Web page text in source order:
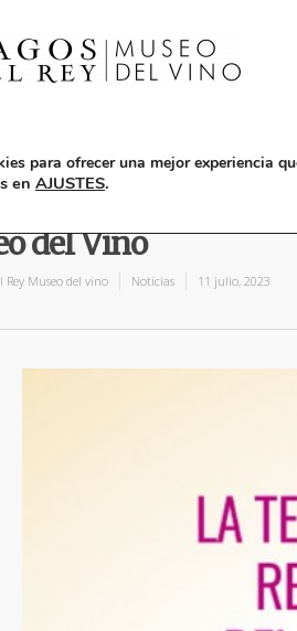
Frissé al ritmo
del Vino
Rey Museo del vino Noticias 11 julio, 2023
para ofrecer una mejor experiencia
en AJUSTES.